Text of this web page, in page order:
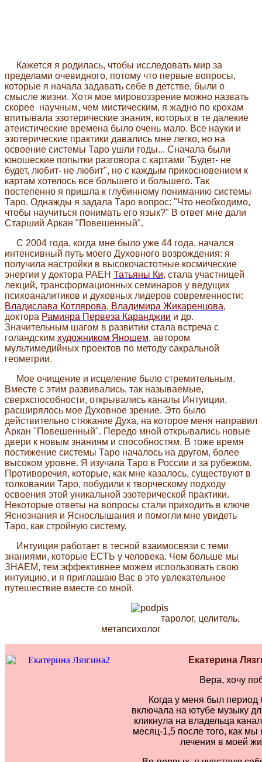
Кажется я родилась, чтобы исследовать мир за
пределами очевидного, потому что первые вопросы,
которые я начала задавать себе в детстве, были о
смысле жизни. Хотя мое мировоззрение можно назвать
скорее научным, чем мистическим, я жадно по крохам
впитывала эзотерические знания, которых в те далекие
атеистические времена было очень мало. Все науки и
эзотерические практики давались мне легко, но на
освоение системы Таро ушли годы... Сначала были
юношеские попытки разговора с картами "Будет- не
будет, любит- не любит", но с каждым прикосновением к
картам хотелось все большего и большего. Так
постепенно я пришла к глубинному пониманию системы
Таро. Однажды я задала Таро вопрос: "Что необходимо,
чтобы научиться понимать его язык?" В ответ мне дали
Старший Аркан "Повешенный".
С 2004 года, когда мне было уже 44 года, начался
интенсивный путь моего Духовного возрождения: я
получила настройки в высокочастотные космические
энергии у доктора РАЕН Татьяны Ки, стала участницей
лекций, трансформационных семинаров у ведущих
психоаналитиков и духовных лидеров современности:
Владислава Котлярова, Владимира Жикаренцова,
доктора Рамияра Первеза Каранджии и др.
Значительным шагом в развитии стала встреча с
голандским художником Яношем, автором
мультимедийных проектов по методу сакральной
геометрии.
Мое очищение и исцеление было стремительным.
Вместе с этим развивались, так называемые,
сверхспособности, открывались каналы Интуиции,
расширялось мое Духовное зрение. Это было
действительно стяжание Духа, на которое меня направил
Аркан "Повешенный". Передо мной открывались новые
двери к новым знаниям и способностям. В тоже время
постижение системы Таро началось на другом, более
высоком уровне. Я изучала Таро в России и за рубежом.
Противоречия, которые, как мне казалось, существуют в
толковании Таро, побудили к творческому подходу
освоения этой уникальной эзотерической практики.
Некоторые ответы на вопросы стали приходить в ключе
Яснознания и Яснослышания и помогли мне увидеть
Таро, как стройную систему.
Интуиция работает в тесной взаимосвязи с теми
знаниями, которые ЕСТЬ у человека. Чем больше мы
ЗНАЕМ, тем эффективнее можем использовать свою
интуицию, и я приглашаю Вас в это увлекательное
путешествие вместе со мной.
таролог, целитель,
метапсихолог
Екатерина
Вера, хочу
Когда у меня был период
включала на ютубе музыку
кликнула на владельца
месяц-1,5 после того, как
лечения в моей